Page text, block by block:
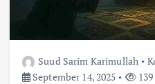
Suud Sarim Karimullah
September 14, 2025
139